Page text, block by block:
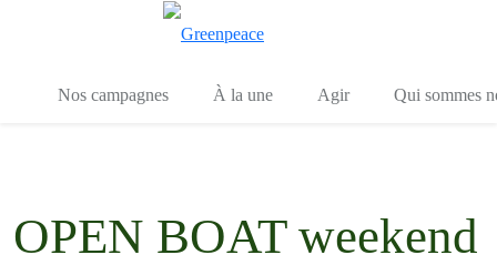
Nos campagnes À la une Agir Qui sommes
OPEN BOAT weekend